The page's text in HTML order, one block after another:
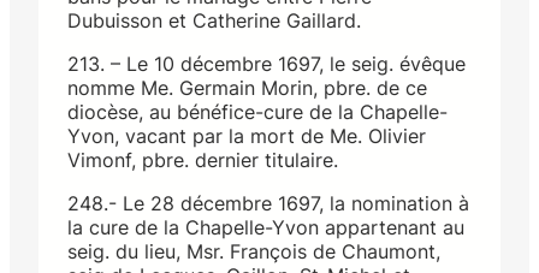
Dubuisson et Catherine Gaillard.
213. – Le 10 décembre 1697, le seig. évêque
nomme Me. Germain Morin, pbre. de ce
diocèse, au bénéfice-cure de la Chapelle-
Yvon, vacant par la mort de Me. Olivier
Vimonf, pbre. dernier titulaire.
248.- Le 28 décembre 1697, la nomination à
la cure de la Chapelle-Yvon appartenant au
seig. du lieu, Msr. François de Chaumont,